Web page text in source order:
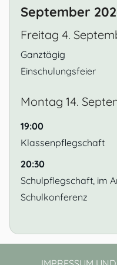
September
Freitag 4.
Ganztägig
Einschulungsfeier
Montag 14.
19:00
Klassenpflegschaft
20:30
Schulpflegschaft, im
Schulkonferenz